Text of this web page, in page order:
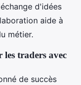
d'idées
aide à
métier.
les traders avec
de succès